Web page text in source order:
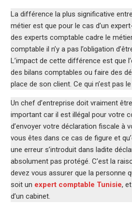
La différence la plus significative
métier est que pour le cas d’un
des experts comptable cadre le
comptable il n’y a pas l’obligation
L’impact de cette différence est que
des bilans comptables ou faire des
place de son client. Ce qui n’est pas
Un chef d’entreprise doit vraiment
important car il est illégal pour votre
d’envoyer votre déclaration fiscale à
vous êtes dans ce cas de figure et
une erreur s’introduit dans ladite
absolument pas protégé. C’est la
devez vous assurer que la personne
soit un expert comptable Tunisie,
d’un cabinet.